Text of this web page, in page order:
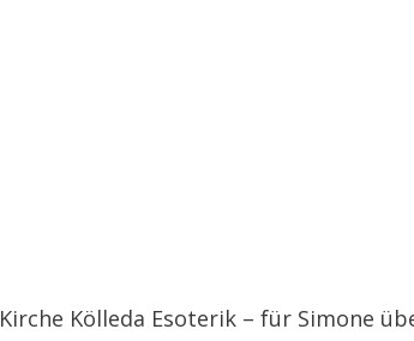
Kirche Kölleda Esoterik – für Simone